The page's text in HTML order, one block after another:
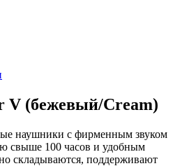
V (бежевый/Cream)
наушники с фирменным звуком
свыше 100 часов и удобным
складываются, поддерживают